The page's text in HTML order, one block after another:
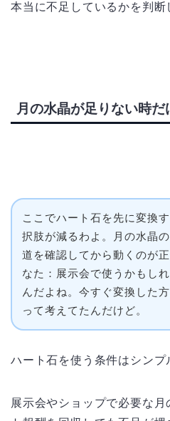
本当に不足しているかを判断
月の水晶が足りない時
ここでハート石を先に変換
択肢が減るわよ。月の水晶
道を確認してから動くのが
なた：展示会で使うかもし
んだよね。今すぐ変換した
って考えてたんだけど。
ハート石を使う条件はシンプ
展示会やショップで必要な